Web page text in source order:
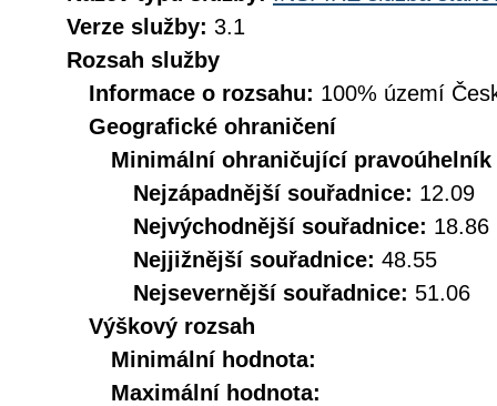
Verze služby: 3.1
Rozsah služby
Informace o rozsahu: 100% území
Geografické ohraničení
Minimální ohraničující pravoúhelník
Nejzápadnější souřadnice: 12.09
Nejvýchodnější souřadnice: 18.86
Nejjižnější souřadnice: 48.55
Nejsevernější souřadnice: 51.06
Výškový rozsah
Minimální hodnota:
Maximální hodnota: